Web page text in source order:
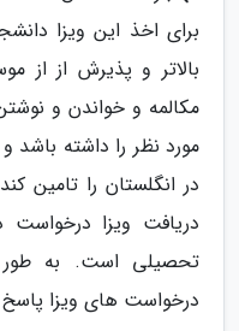
برای اخذ این ویزا
بالاتر و پذیرش از از
مکالمه و خواندن و
مورد نظر را داشته باشد
در انگلستان را تامین
دریافت ویزا
تحصیلی است. به
درخواست های ویزا